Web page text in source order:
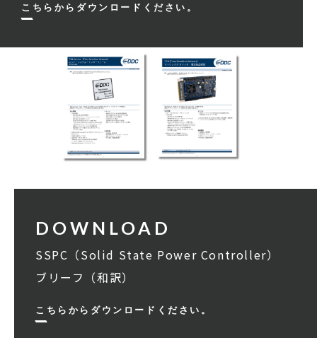
こちらからダウンロードください。
SSPC（Solid State Power Controller）
ブリーフ（和訳）
こちらからダウンロードください。